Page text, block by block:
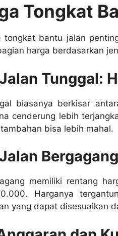
Tongkat
tongkat bantu jalan
harga berdasarkan
Tunggal:
biasanya berkisar
cenderung lebih
bisa lebih mahal.
memiliki rentang
Harganya
yang dapat disesuaikan